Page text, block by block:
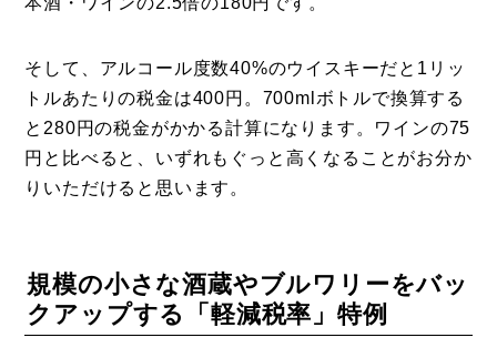
そして、アルコール度数40%のウイスキーだと1リッ
トルあたりの税金は400円。700mlボトルで換算する
と280円の税金がかかる計算になります。ワインの75
円と比べると、いずれもぐっと高くなることがお分か
りいただけると思います。
規模の小さな酒蔵やブルワリーをバッ
クアップする「軽減税率」特例